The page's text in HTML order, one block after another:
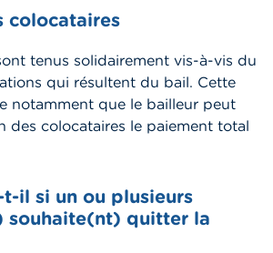
colocataires
tenus solidairement vis-à-vis du
qui résultent du bail. Cette
notamment que le bailleur peut
des colocataires le paiement total
t-il si un ou plusieurs
souhaite(nt) quitter la